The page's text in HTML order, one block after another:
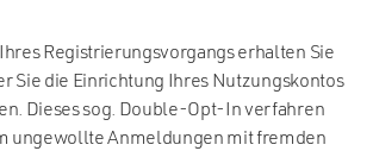
Registrierungsvorgangs erhalten Sie
Sie die Einrichtung Ihres Nutzungskontos
Dieses sog. Double-Opt-In verfahren
ungewollte Anmeldungen mit fremden